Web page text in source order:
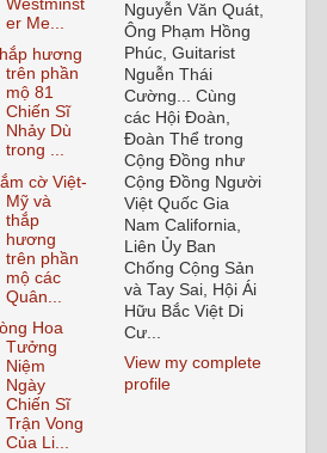
Westminst
er Me...
hương
trên phần
mộ 81
Chiến Sĩ
Nhảy Dù
trong ...
cờ Việt-
Mỹ và
thắp
hương
trên phần
mộ các
Quân...
Hoa
Tưởng
Niệm
Ngày
Chiến Sĩ
Trận Vong
Của Li...
Nguyễn Văn Quát,
Ông Phạm Hồng
Phúc, Guitarist
Nguễn Thái
Cường... Cùng
các Hội Đoàn,
Đoàn Thể trong
Cộng Đồng như
Cộng Đồng Người
Việt Quốc Gia
Nam California,
Liên Ủy Ban
Chống Cộng Sản
và Tay Sai, Hội Ái
Hữu Bắc Việt Di
Cư...
View my complete
profile